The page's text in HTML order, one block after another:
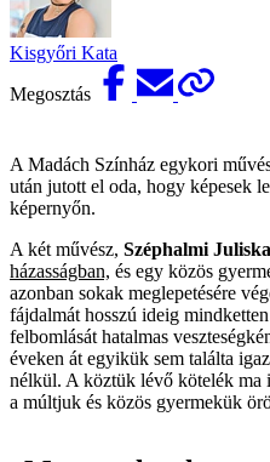
Kisgyőri Kata
Megosztás
A Madách Színház egykori
után jutott el oda, hogy képesek
képernyőn.
A két művész, Széphalmi Juliska
házasságban, és egy közös
azonban sokak meglepetésére
fájdalmát hosszú ideig
felbomlását hatalmas
éveken át egyikük sem találta
nélkül. A köztük lévő kötelék ma
a múltjuk és közös gyermekük